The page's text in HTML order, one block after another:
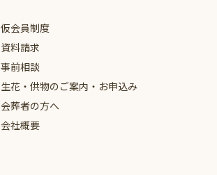
仮会員制度
資料請求
事前相談
生花・供物のご案内・お申込み
会葬者の方へ
会社概要